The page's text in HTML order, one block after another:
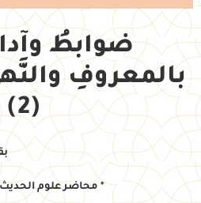
ضوابطُ
بالمعروفِ
(2)
* محاضر علوم